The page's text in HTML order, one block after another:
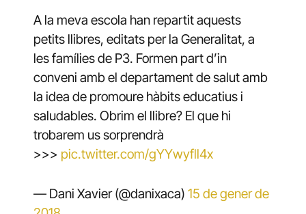
A la meva escola han repartit aquests
petits llibres, editats per la Generalitat, a
les famílies de P3. Formen part d’in
conveni amb el departament de salut amb
la idea de promoure hàbits educatius i
saludables. Obrim el llibre? El que hi
trobarem us sorprendrà
>>> pic.twitter.com/gYYwyfll4x
— Dani Xavier (@danixaca) 15 de gener de